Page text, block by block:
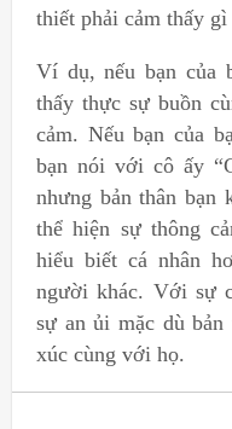
thiết phải cảm thấy
Ví dụ, nếu bạn của
thấy thực sự buồn
cảm. Nếu bạn của
bạn nói với cô ấy
nhưng bản thân bạn
thể hiện sự thông
hiểu biết cá nhân
người khác. Với sự
sự an ủi mặc dù bản
xúc cùng với họ.